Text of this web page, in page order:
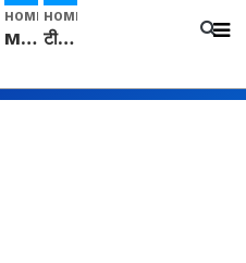
HOME
Mangalsutra: हिंदू धर्म में शादी के बाद मंगलसूत्र क्यों पहनती है महिलाएं, किसने शुरु की ये परंपरा
HOME
टीम बीकेई ने एग्रीकल्चर ग्रेड की यूरिया खाद गट्टों में बदलकर टेक्निकल ग्रेड में बेचने वालों पर करवाई कार्रवाई: लखविंदर सिंह औलख